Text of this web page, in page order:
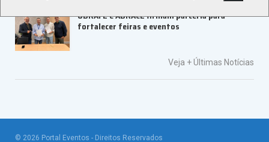
UBRAFE e ABRACE firmam parceria para
fortalecer feiras e eventos
Veja +Últimas Notícias
© 2026 Portal Eventos - Direitos Reservados